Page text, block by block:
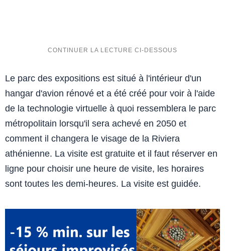
Le parc des expositions est situé à l'intérieur d'un
hangar d'avion rénové et a été créé pour voir à l'aide
de la technologie virtuelle à quoi ressemblera le parc
métropolitain lorsqu'il sera achevé en 2050 et
comment il changera le visage de la Riviera
athénienne. La visite est gratuite et il faut réserver en
ligne pour choisir une heure de visite, les horaires
sont toutes les demi-heures. La visite est guidée.